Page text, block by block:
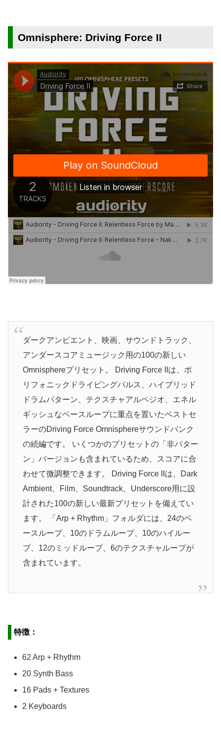
Omnisphere: Driving Force II
ダークアンビエント、映画、サウンドトラック、
アンダースコアミュージック用の100の新しい
Omnisphereプリセット。 Driving Force IIは、ポ
リフォニックドライビングパルス、ハイブリッド
ドラムパターン、テクスチャアルペジオ、エネル
ギッシュなベースループに重点を置いたベストセ
ラーのDriving Force Omnisphereサウンドバンク
の続編です。 いくつかのプリセットの「非パター
ン」バージョンも含まれているため、スコアに合
わせて微調整できます。 Driving Force IIは、Dark
Ambient、Film、Soundtrack、Underscore用に設
計された100の新しい最新プリセットを備えてい
ます。 「Arp + Rhythm」フォルダには、24のベ
ースループ、10のドラムループ、10のハイルー
プ、12のミッドループ、6のテクスチャループが
含まれています。
特徴：
62 Arp + Rhythm
20 Synth Bass
16 Pads + Textures
2 Keyboards